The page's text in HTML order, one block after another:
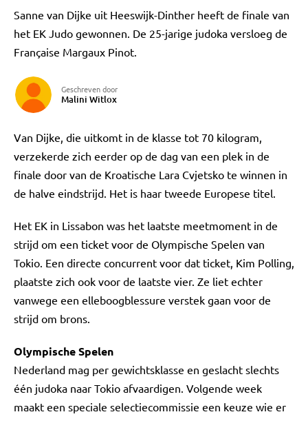
Sanne van Dijke uit Heeswijk-Dinther heeft de finale van
het EK Judo gewonnen. De 25-jarige judoka versloeg de
Française Margaux Pinot.
Geschreven door
Malini Witlox
Van Dijke, die uitkomt in de klasse tot 70 kilogram,
verzekerde zich eerder op de dag van een plek in de
finale door van de Kroatische Lara Cvjetsko te winnen in
de halve eindstrijd. Het is haar tweede Europese titel.
Het EK in Lissabon was het laatste meetmoment in de
strijd om een ticket voor de Olympische Spelen van
Tokio. Een directe concurrent voor dat ticket, Kim Polling,
plaatste zich ook voor de laatste vier. Ze liet echter
vanwege een elleboogblessure verstek gaan voor de
strijd om brons.
Olympische Spelen
Nederland mag per gewichtsklasse en geslacht slechts
één judoka naar Tokio afvaardigen. Volgende week
maakt een speciale selectiecommissie een keuze wie er